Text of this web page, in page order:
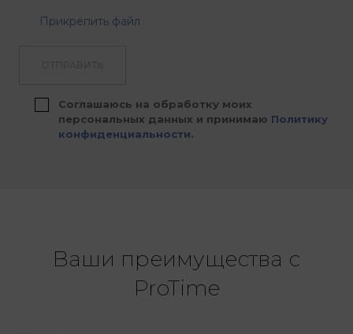
Прикрепить файл
Соглашаюсь на обработку моих
персональных данных и принимаю Политику
конфиденциальности.
Ваши преимущества с
ProTime